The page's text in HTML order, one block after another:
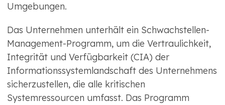
Umgebungen.
Das Unternehmen unterhält ein Schwachstellen-
Management-Programm, um die Vertraulichkeit,
Integrität und Verfügbarkeit (CIA) der
Informationssystemlandschaft des Unternehmens
sicherzustellen, die alle kritischen
Systemressourcen umfasst. Das Programm